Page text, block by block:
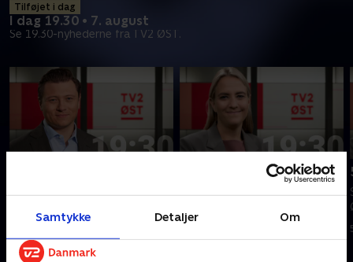
Samtykke Detaljer Om
Tilføjet i dag
I dag 19.30 • 7. august
Se 19.30-nyhederne fra TV2 ØST.
I dag • 22 min
ØST.
I går • 23 min